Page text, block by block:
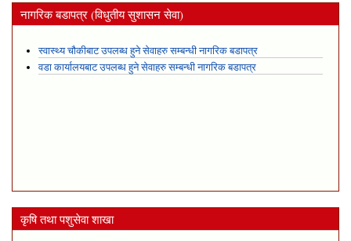
नागरिक बडापत्र (विधुतीय सुशासन सेवा)
स्वास्थ्य चौकीबाट उपलब्ध हुने सेवाहरु सम्बन्धी नागरिक बडापत्र
वडा कार्यालयबाट उपलब्ध हुने सेवाहरु सम्बन्धी नागरिक बडापत्र
कृषि तथा पशुसेवा शाखा